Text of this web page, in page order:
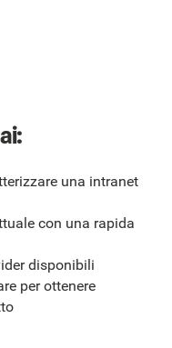
una intranet
con una rapida
disponibili
per ottenere